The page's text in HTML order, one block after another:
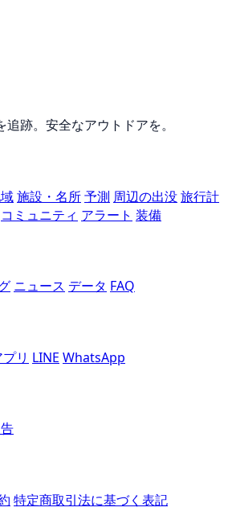
跡。安全なアウトドアを。
施設・名所予測 周辺の出没旅行計
コミュニティ アラート 装備
ニュース データ FAQ
リ LINE WhatsApp
特定商取引法に基づく表記